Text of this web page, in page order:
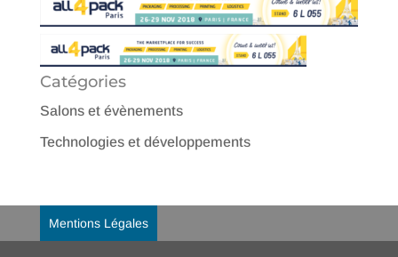
Catégories
Salons et évènements
Technologies et développements
Mentions Légales